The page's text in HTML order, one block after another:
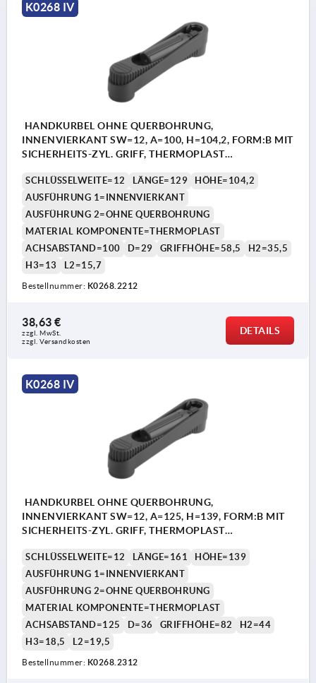
K0268 IV
HANDKURBEL OHNE QUERBOHRUNG,
INNENVIERKANT SW=12, A=100, H=104,2, FORM:B MIT
SICHERHEITS-ZYL. GRIFF, THERMOPLAST
SCHWARZGRAU
SCHLÜSSELWEITE=12 LÄNGE=129
HÖHE=104,2
AUSFÜHRUNG 1=INNENVIERKANT
AUSFÜHRUNG 2=OHNE QUERBOHRUNG
MATERIAL KOMPONENTE=THERMOPLAST
ACHSABSTAND=100
D=29 GRIFFHÖHE=58,5
H2=35,5
H3=13
L2=15,7
Bestellnummer: K0268.2212
38,63 €
zzgl. MwSt.
zzgl. Versandkosten
DETAILS
K0268 IV
HANDKURBEL OHNE QUERBOHRUNG,
INNENVIERKANT SW=12, A=125, H=139, FORM:B MIT
SICHERHEITS-ZYL. GRIFF, THERMOPLAST
SCHWARZGRAU
SCHLÜSSELWEITE=12 LÄNGE=161
HÖHE=139
AUSFÜHRUNG 1=INNENVIERKANT
AUSFÜHRUNG 2=OHNE QUERBOHRUNG
MATERIAL KOMPONENTE=THERMOPLAST
ACHSABSTAND=125
D=36 GRIFFHÖHE=82
H2=44
H3=18,5
L2=19,5
Bestellnummer: K0268.2312